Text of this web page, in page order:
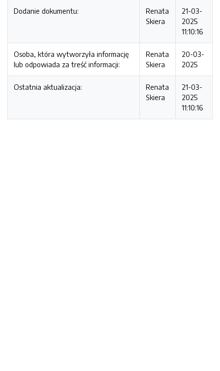
Dodanie dokumentu:
Renata
Skiera
21-03-
2025
11:10:16
Osoba, która wytworzyła informację
lub odpowiada za treść informacji:
Renata
Skiera
20-03-
2025
Ostatnia aktualizacja:
Renata
Skiera
21-03-
2025
11:10:16